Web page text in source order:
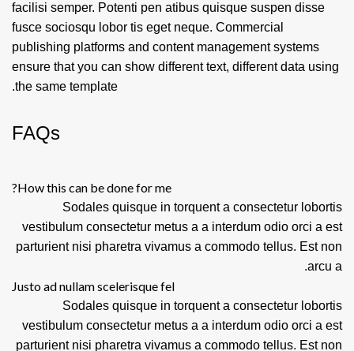
facilisi semper. Potenti pen atibus quisque suspen disse
fusce sociosqu lobor tis eget neque. Commercial
publishing platforms and content management systems
ensure that you can show different text, different data using
the same template.
FAQs
How this can be done for me?
Sodales quisque in torquent a consectetur lobortis
vestibulum consectetur metus a a interdum odio orci a est
parturient nisi pharetra vivamus a commodo tellus. Est non
arcu a.
Justo ad nullam scelerisque fel
Sodales quisque in torquent a consectetur lobortis
vestibulum consectetur metus a a interdum odio orci a est
parturient nisi pharetra vivamus a commodo tellus. Est non